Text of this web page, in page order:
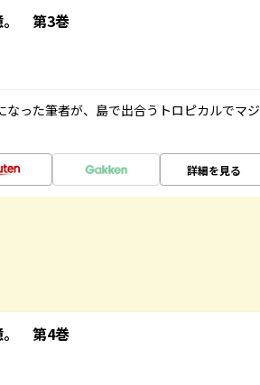
。 第3巻
った筆者が、島で出合うトロピカルでマジ
詳細を見る
。 第4巻